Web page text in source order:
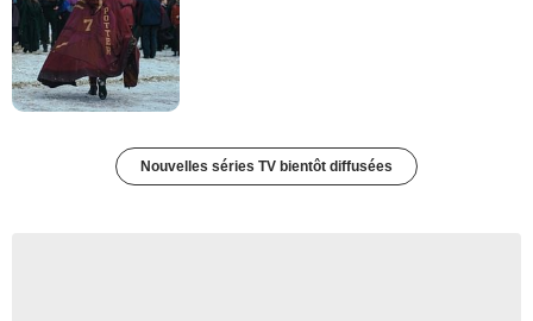
Nouvelles séries TV bientôt diffusées